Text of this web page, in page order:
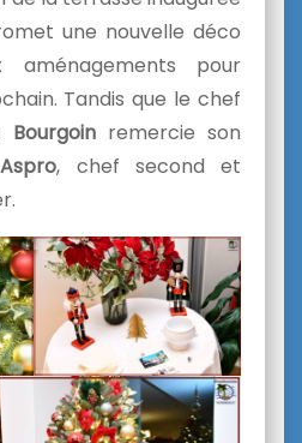
une nouvelle déco
pour
Tandis que le chef
Bourgoinremercie son
, chef second et